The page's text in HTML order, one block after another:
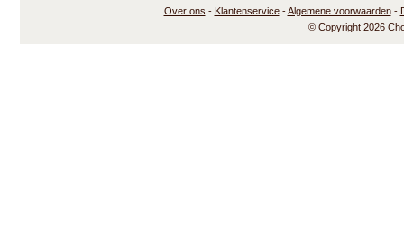
Over ons - Klantenservice-Algemene voorwaarden-
© Copyright 2026